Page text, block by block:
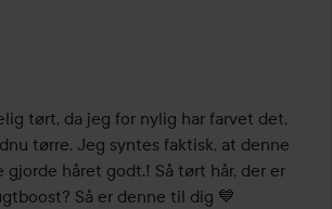
tørt, da jeg for nylig har farvet det,
tørre. Jeg syntes faktisk, at denne
håret godt.! Så tørt hår, der er
Så er denne til dig 💙